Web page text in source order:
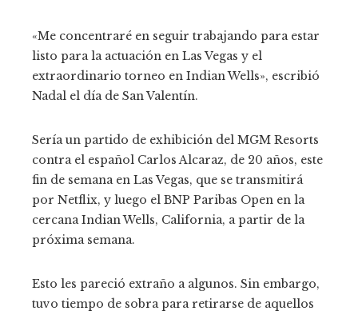
«Me concentraré en seguir trabajando para estar
listo para la actuación en Las Vegas y el
extraordinario torneo en Indian Wells», escribió
Nadal el día de San Valentín.
Sería un partido de exhibición del MGM Resorts
contra el español Carlos Alcaraz, de 20 años, este
fin de semana en Las Vegas, que se transmitirá
por Netflix, y luego el BNP Paribas Open en la
cercana Indian Wells, California, a partir de la
próxima semana.
Esto les pareció extraño a algunos. Sin embargo,
tuvo tiempo de sobra para retirarse de aquellos